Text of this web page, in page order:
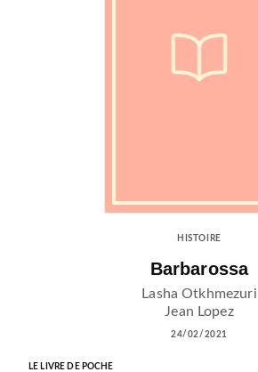
HISTOIRE
Barbarossa
Lasha Otkhmezuri
Jean Lopez
24/02/2021
LE LIVRE DE POCHE